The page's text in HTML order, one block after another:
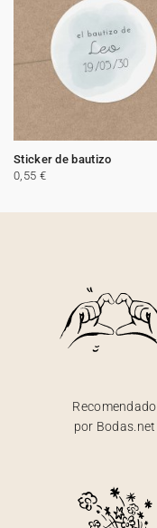
Sticker de bautizo
0,55 €
Recomendado
por Bodas.net